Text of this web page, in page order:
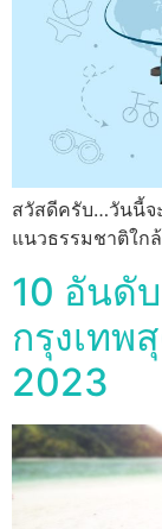
สวัสดีครับ…วันนี้จ
แนวธรรมชาติใก
10 อันดั
กรุงเทพ
2023